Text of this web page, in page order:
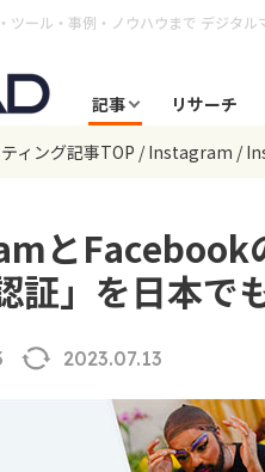
ツール・事例・ノウハウまで デジタル
記事 リサーチ
ィング記事TOP Instagram
とFacebook
証」を日本で
2023.07.13